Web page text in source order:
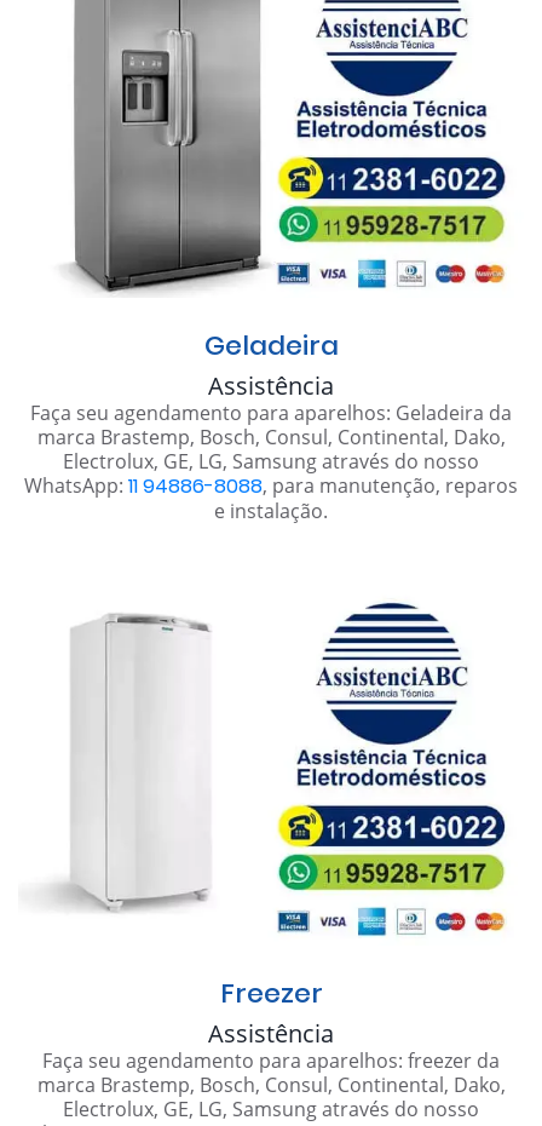
Geladeira
Assistência
Faça seu agendamento para aparelhos: Geladeira da
marca Brastemp, Bosch, Consul, Continental, Dako,
Electrolux, GE, LG, Samsung através do nosso
WhatsApp: 11 94886-8088, para manutenção, reparos
e instalação.
Freezer
Assistência
Faça seu agendamento para aparelhos: freezer da
marca Brastemp, Bosch, Consul, Continental, Dako,
Electrolux, GE, LG, Samsung através do nosso